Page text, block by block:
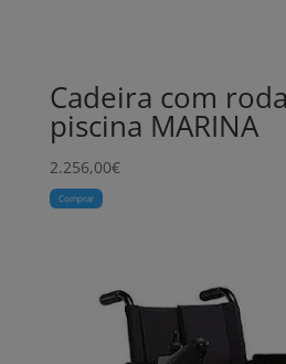
Cadeira com
piscina MARINA
2.256,00€
Comprar